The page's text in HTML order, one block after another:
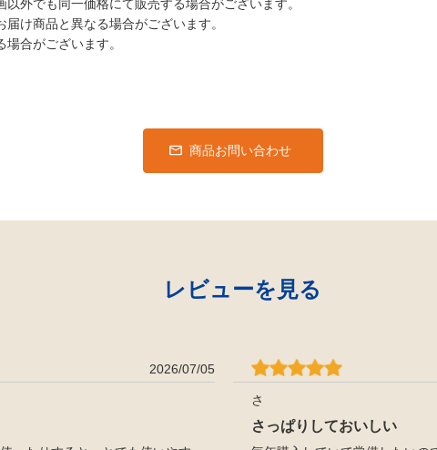
外でも同一価格にて販売する場合がございます。
け商品と異なる場合がございます。
合がございます。
商品お問い合わせ
レビューを見る
2026/07/05
さ
さっぱりしておいしい